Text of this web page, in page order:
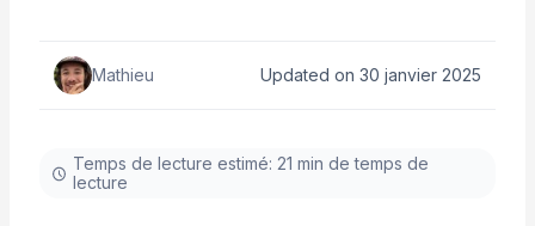
Mathieu Updated on 30 janvier 2025
Temps de lecture estimé: 21 min de temps de
lecture